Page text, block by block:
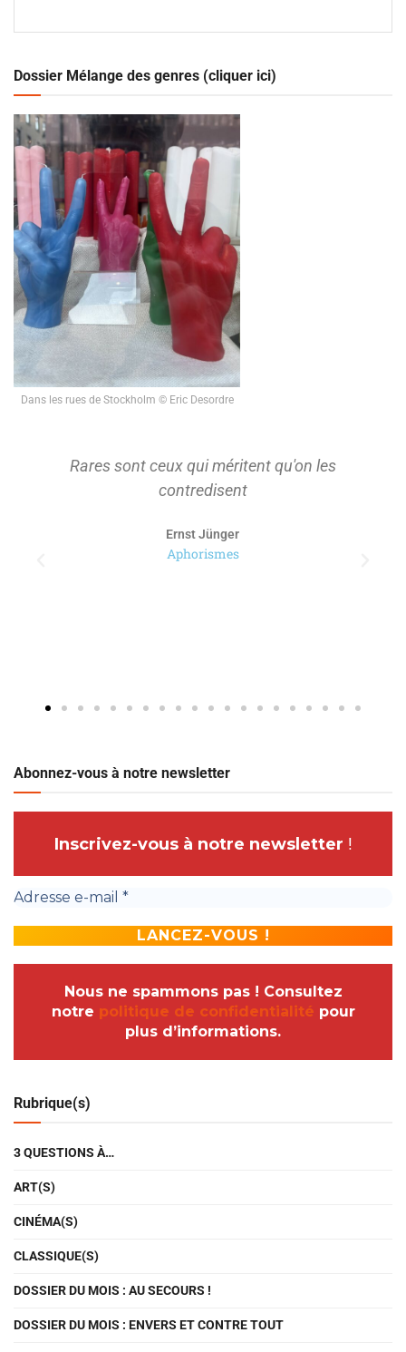
Dossier Mélange des genres (cliquer ici)
Dans les rues de Stockholm © Eric Desordre
Rares sont ceux qui méritent qu'on les
contredisent
Ernst Jünger
Aphorismes
Abonnez-vous à notre newsletter
Inscrivez-vous à notre newsletter !
Nous ne spammons pas ! Consultez
notre politique de confidentialité pour
plus d’informations.
Rubrique(s)
3 QUESTIONS À…
ART(S)
CINÉMA(S)
CLASSIQUE(S)
DOSSIER DU MOIS : AU SECOURS !
DOSSIER DU MOIS : ENVERS ET CONTRE TOUT